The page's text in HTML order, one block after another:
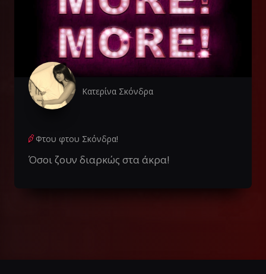
Κατερίνα Σκόνδρα
Φτου φτου Σκόνδρα!
Όσοι ζουν διαρκώς στα άκρα!